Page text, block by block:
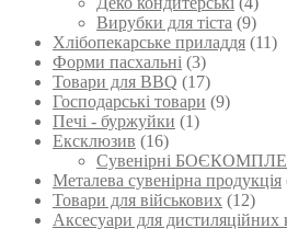
Вирубки для тіста (9)
Хлібопекарське приладдя (11)
Форми пасхальні (3)
Товари для BBQ (17)
Господарські товари (9)
Печі - буржуйки (1)
Ексклюзив (16)
Сувенірні
Металева сувенірна продукція
Товари для військових (12)
Аксесуари для дистиляційних